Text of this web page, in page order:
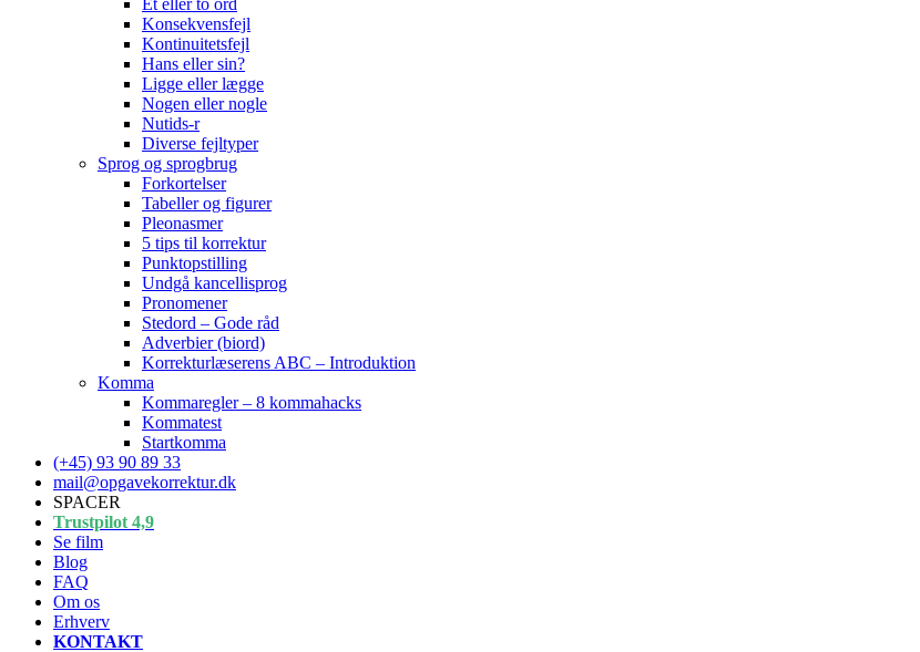
Et eller to ord
Konsekvensfejl
Kontinuitetsfejl
Hans eller sin?
Ligge eller lægge
Nogen eller nogle
Nutids-r
Diverse fejltyper
Sprog og sprogbrug
Forkortelser
Tabeller og figurer
Pleonasmer
5 tips til korrektur
Punktopstilling
Undgå kancellisprog
Pronomener
Stedord – Gode råd
Adverbier (biord)
Korrekturlæserens ABC – Introduktion
Komma
Kommaregler – 8 kommahacks
Kommatest
Startkomma
(+45) 93 90 89 33
mail@opgavekorrektur.dk
SPACER
Trustpilot 4,9
Se film
Blog
FAQ
Om os
Erhverv
KONTAKT